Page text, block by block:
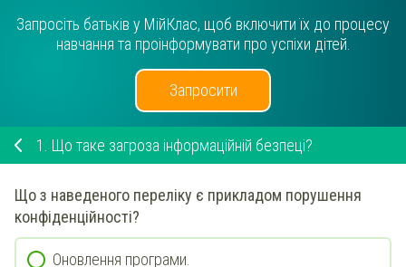
Запросіть батьків у МійКлас, щоб включити їх до процесу
навчання та проінформувати про успіхи дітей.
Запросити
1. Що таке загроза інформаційній безпеці?
Що з наведеного переліку є прикладом порушення
конфіденційності?
Оновлення програми.